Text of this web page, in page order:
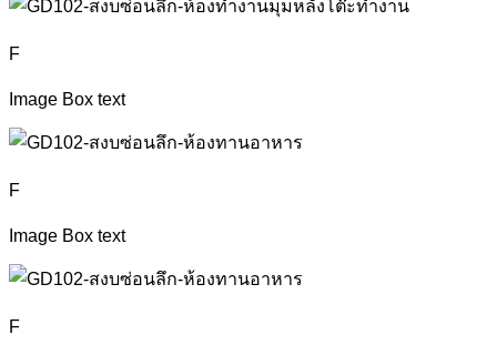
F
Image Box text
F
Image Box text
F